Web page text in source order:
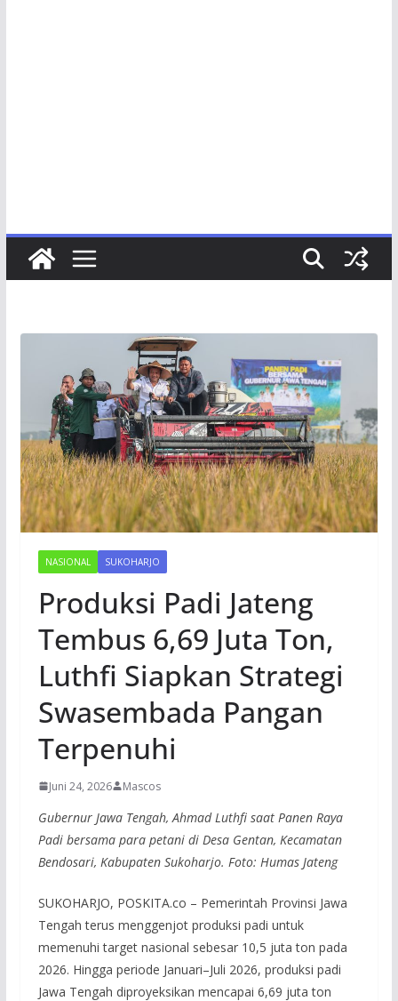
NASIONAL SUKOHARJO
Produksi Padi Jateng
Tembus 6,69 Juta Ton,
Luthfi Siapkan Strategi
Swasembada Pangan
Terpenuhi
Juni 24, 2026 Mascos
Gubernur Jawa Tengah, Ahmad Luthfi saat Panen Raya
Padi bersama para petani di Desa Gentan, Kecamatan
Bendosari, Kabupaten Sukoharjo. Foto: Humas Jateng
SUKOHARJO, POSKITA.co – Pemerintah Provinsi Jawa
Tengah terus menggenjot produksi padi untuk
memenuhi target nasional sebesar 10,5 juta ton pada
2026. Hingga periode Januari–Juli 2026, produksi padi
Jawa Tengah diproyeksikan mencapai 6,69 juta ton